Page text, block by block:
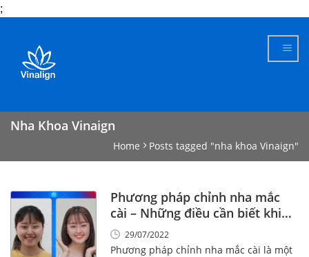
;
content
Nha Khoa Vinaign
Home Posts tagged "nha khoa Vinaign"
Phương pháp chỉnh nha mắc
cài – Những điều cần biết khi
niềng!
29/07/2022
Phương pháp chỉnh nha mắc cài là một